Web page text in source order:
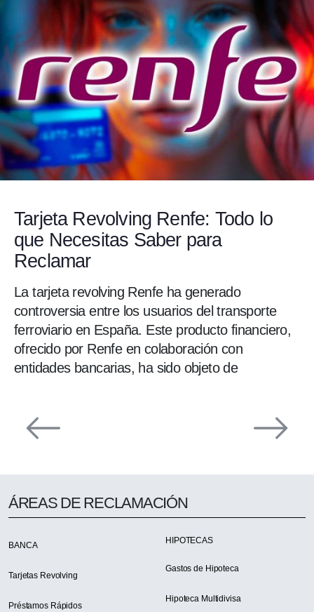
MasterCard tarjeta revolving: cómo
recuperar tu dinero
Las tarjetas revolving Master Card han generado
una considerable controversia en España debido
a sus altas tasas de interés y prácticas poco
transparentes. Numerosos consumidores se han
visto afectados por
ÁREAS DE RECLAMACIÓN
BANCA
Tarjetas Revolving
Préstamos Rápidos
HIPOTECAS
Gastos de Hipoteca
Hipoteca Multidivisa